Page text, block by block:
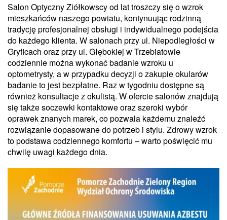
Salon Optyczny Ziółkowscy od lat troszczy się o wzrok
mieszkańców naszego powiatu, kontynuując rodzinną
tradycję profesjonalnej obsługi i indywidualnego podejścia
do każdego klienta. W salonach przy ul. Niepodległości w
Gryficach oraz przy ul. Głębokiej w Trzebiatowie
codziennie można wykonać badanie wzroku u
optometrysty, a w przypadku decyzji o zakupie okularów
badanie to jest bezpłatne. Raz w tygodniu dostępne są
również konsultacje z okulistą. W ofercie salonów znajdują
się także soczewki kontaktowe oraz szeroki wybór
oprawek znanych marek, co pozwala każdemu znaleźć
rozwiązanie dopasowane do potrzeb i stylu. Zdrowy wzrok
to podstawa codziennego komfortu – warto poświęcić mu
chwilę uwagi każdego dnia.